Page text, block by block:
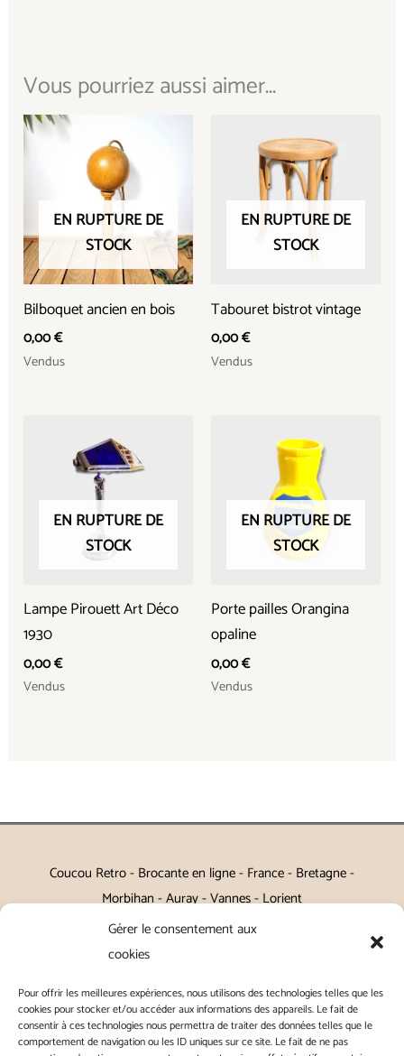
Gérer le consentement aux
cookies
Pour offrir les meilleures expériences, nous utilisons des technologies telles que les
cookies pour stocker et/ou accéder aux informations des appareils. Le fait de
consentir à ces technologies nous permettra de traiter des données telles que le
comportement de navigation ou les ID uniques sur ce site. Le fait de ne pas
Vous pourriez aussi aimer...
EN RUPTURE DE
STOCK
Bilboquet ancien en bois
0,00€
Vendus
EN RUPTURE DE
STOCK
Tabouret bistrot vintage
0,00€
Vendus
EN RUPTURE DE
STOCK
Lampe Pirouett Art Déco
1930
0,00€
Vendus
EN RUPTURE DE
STOCK
Porte pailles Orangina
opaline
0,00€
Vendus
Coucou Retro - Brocante en ligne - France - Bretagne -
Morbihan - Auray - Vannes - Lorient
Petits meubles, décoration, miroirs, luminaires, Art de la table
Campagne Chic, Kitch
|Contact|Conditions générales de vente|Conditions